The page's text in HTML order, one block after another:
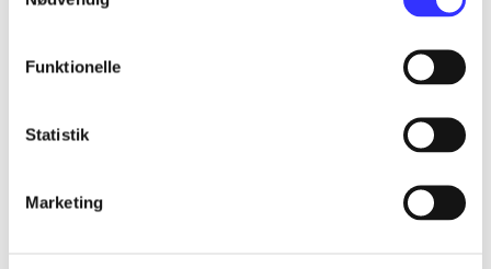
Funktionelle
Statistik
Marketing
...
...